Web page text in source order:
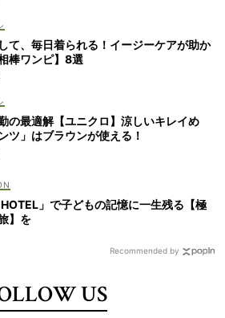
て、毎日着られる！イージーケアが助か
棒ワンピ】8選
の最適解【ユニクロ】涼しいキレイめ
ツ」はブラウンが使える！
HOTEL」で子どもの記憶に一生残る【極
】を
Recommended by
US